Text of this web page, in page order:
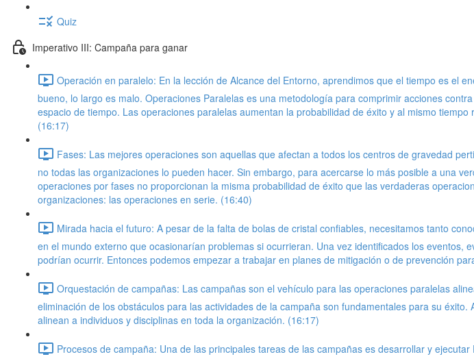
Quiz
Imperativo III: Campaña para ganar
Operación en paralelo: En la lección de Alcance del Entorno, aprendimos que el tiempo es el
bueno, lo largo es malo. Operaciones Paralelas es una metodología para comprimir acciones
espacio de tiempo. Las operaciones paralelas aumentan la probabilidad de éxito y al mismo
(16:17)
Fases: Las mejores operaciones son aquellas que afectan a todos los centros de gravedad
no todas las organizaciones lo pueden hacer. Sin embargo, para acercarse lo más posible a una
operaciones por fases no proporcionan la misma probabilidad de éxito que las verdaderas
organizaciones: las operaciones en serie. (16:40)
Mirada hacia el futuro: A pesar de la falta de bolas de cristal confiables, necesitamos tanto
en el mundo externo que ocasionarían problemas si ocurrieran. Una vez identificados los
podrían ocurrir. Entonces podemos empezar a trabajar en planes de mitigación o de prevención
Orquestación de campañas: Las campañas son el vehículo para las operaciones paralelas
eliminación de los obstáculos para las actividades de la campaña son fundamentales para su
alinean a individuos y disciplinas en toda la organización. (16:17)
Procesos de campaña: Una de las principales tareas de las campañas es desarrollar y